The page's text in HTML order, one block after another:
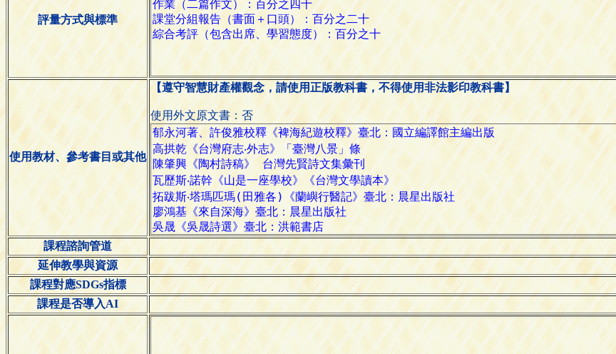
評量方式與標準
使用教材、參考書目或其他
【遵守智慧財產權觀念，請使用正版教科書，不得使用非法影印教科書】
使用外文原文書：否
課程諮詢管道
延伸教學與資源
課程對應SDGs指標
課程是否導入AI